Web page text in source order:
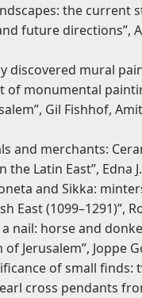
the current
future directions”,
discovered mural
of monumental
Gil Fishhof,
and merchants:
Latin East”, Edna
and Sikka:
East (1099–1291)”,
nail: horse and
Jerusalem”, Joppe
of small finds:
cross pendants